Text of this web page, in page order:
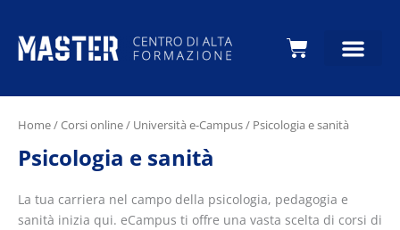
Carrello
Home/Corsi online/ Università e-Campus/ Psicologia e sanità
Psicologia e sanità
La tua carriera nel campo della psicologia, pedagogia e
sanità inizia qui. eCampus ti offre una vasta scelta di corsi di